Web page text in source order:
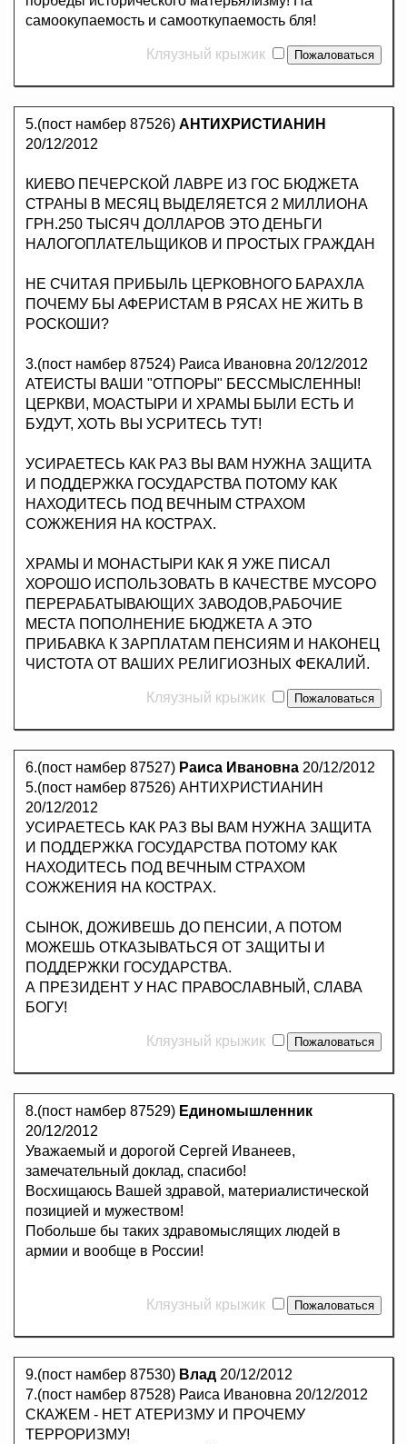
самоокупаемость и самооткупаемость бля!
Кляузный крыжик
5.(пост намбер 87526) АНТИХРИСТИАНИН
20/12/2012
КИЕВО ПЕЧЕРСКОЙ ЛАВРЕ ИЗ ГОС БЮДЖЕТА
СТРАНЫ В МЕСЯЦ ВЫДЕЛЯЕТСЯ 2 МИЛЛИОНА
ГРН.250 ТЫСЯЧ ДОЛЛАРОВ ЭТО ДЕНЬГИ
НАЛОГОПЛАТЕЛЬЩИКОВ И ПРОСТЫХ ГРАЖДАН
НЕ СЧИТАЯ ПРИБЫЛЬ ЦЕРКОВНОГО БАРАХЛА
ПОЧЕМУ БЫ АФЕРИСТАМ В РЯСАХ НЕ ЖИТЬ В
РОСКОШИ?
3.(пост намбер 87524) Раиса Ивановна 20/12/2012
АТЕИСТЫ ВАШИ "ОТПОРЫ" БЕССМЫСЛЕННЫ!
ЦЕРКВИ, МОАСТЫРИ И ХРАМЫ БЫЛИ ЕСТЬ И
БУДУТ, ХОТЬ ВЫ УСРИТЕСЬ ТУТ!
УСИРАЕТЕСЬ КАК РАЗ ВЫ ВАМ НУЖНА ЗАЩИТА
И ПОДДЕРЖКА ГОСУДАРСТВА ПОТОМУ КАК
НАХОДИТЕСЬ ПОД ВЕЧНЫМ СТРАХОМ
СОЖЖЕНИЯ НА КОСТРАХ.
ХРАМЫ И МОНАСТЫРИ КАК Я УЖЕ ПИСАЛ
ХОРОШО ИСПОЛЬЗОВАТЬ В КАЧЕСТВЕ МУСОРО
ПЕРЕРАБАТЫВАЮЩИХ ЗАВОДОВ,РАБОЧИЕ
МЕСТА ПОПОЛНЕНИЕ БЮДЖЕТА А ЭТО
ПРИБАВКА К ЗАРПЛАТАМ ПЕНСИЯМ И НАКОНЕЦ
ЧИСТОТА ОТ ВАШИХ РЕЛИГИОЗНЫХ ФЕКАЛИЙ.
Кляузный крыжик
6.(пост намбер 87527) Раиса Ивановна 20/12/2012
5.(пост намбер 87526) АНТИХРИСТИАНИН
20/12/2012
УСИРАЕТЕСЬ КАК РАЗ ВЫ ВАМ НУЖНА ЗАЩИТА
И ПОДДЕРЖКА ГОСУДАРСТВА ПОТОМУ КАК
НАХОДИТЕСЬ ПОД ВЕЧНЫМ СТРАХОМ
СОЖЖЕНИЯ НА КОСТРАХ.
СЫНОК, ДОЖИВЕШЬ ДО ПЕНСИИ, А ПОТОМ
МОЖЕШЬ ОТКАЗЫВАТЬСЯ ОТ ЗАЩИТЫ И
ПОДДЕРЖКИ ГОСУДАРСТВА.
А ПРЕЗИДЕНТ У НАС ПРАВОСЛАВНЫЙ, СЛАВА
БОГУ!
Кляузный крыжик
8.(пост намбер 87529) Единомышленник
20/12/2012
Уважаемый и дорогой Сергей Иванеев,
замечательный доклад, спасибо!
Восхищаюсь Вашей здравой, материалистической
позицией и мужеством!
Побольше бы таких здравомыслящих людей в
армии и вообще в России!
Кляузный крыжик
9.(пост намбер 87530) Влад 20/12/2012
7.(пост намбер 87528) Раиса Ивановна 20/12/2012
СКАЖЕМ - НЕТ АТЕРИЗМУ И ПРОЧЕМУ
ТЕРРОРИЗМУ!